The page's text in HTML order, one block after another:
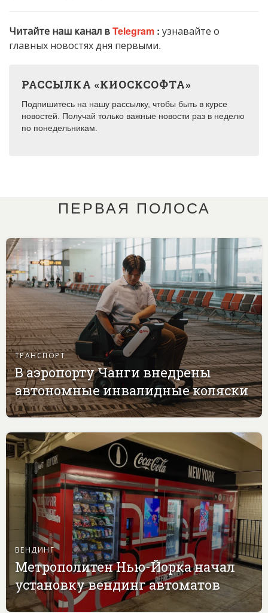
Читайте наш канал вTelegram : узнавайте о
главных новостях дня первыми.
РАССЫЛКА «КИОСКСОФТА»
Подпишитесь на нашу рассылку, чтобы быть в курсе
новостей. Получай только важные новости раз в неделю
по понедельникам.
ПЕРВАЯ ПОЛОСА
ТРАНСПОРТ
В аэропорту Чанги внедрены
автономные инвалидные коляски
ВЕНДИНГ
Метрополитен Нью-Йорка начал
установку вендинг автоматов